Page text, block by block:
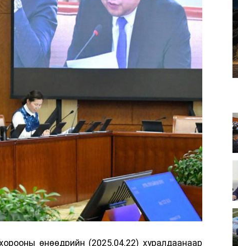
өнөөдрийн (2025.04.22) хуралдаанаар